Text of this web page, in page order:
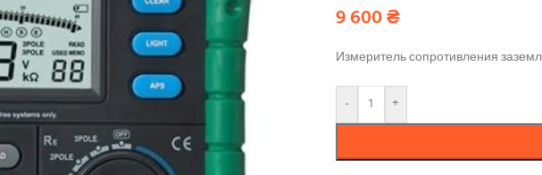
9 600₴
Измеритель сопротивления
- +